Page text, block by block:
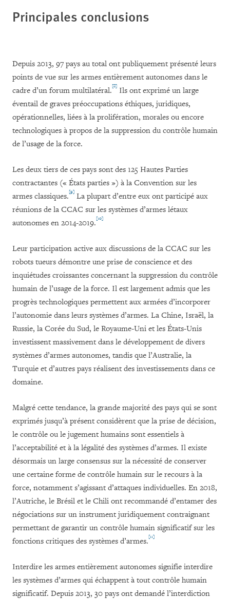
Principales conclusions
Depuis 2013, 97 pays au total ont publiquement présenté leurs
points de vue sur les armes entièrement autonomes dans le
cadre d’un forum multilatéral.[8] Ils ont exprimé un large
éventail de graves préoccupations éthiques, juridiques,
opérationnelles, liées à la prolifération, morales ou encore
technologiques à propos de la suppression du contrôle humain
de l’usage de la force.
Les deux tiers de ces pays sont des 125 Hautes Parties
contractantes (« États parties ») à la Convention sur les
armes classiques.[9] La plupart d’entre eux ont participé aux
réunions de la CCAC sur les systèmes d’armes létaux
autonomes en 2014-2019.[10]
Leur participation active aux discussions de la CCAC sur les
robots tueurs démontre une prise de conscience et des
inquiétudes croissantes concernant la suppression du contrôle
humain de l’usage de la force. Il est largement admis que les
progrès technologiques permettent aux armées d’incorporer
l’autonomie dans leurs systèmes d’armes. La Chine, Israël, la
Russie, la Corée du Sud, le Royaume-Uni et les États-Unis
investissent massivement dans le développement de divers
systèmes d’armes autonomes, tandis que l’Australie, la
Turquie et d’autres pays réalisent des investissements dans ce
domaine.
Malgré cette tendance, la grande majorité des pays qui se sont
exprimés jusqu’à présent considèrent que la prise de décision,
le contrôle ou le jugement humains sont essentiels à
l’acceptabilité et à la légalité des systèmes d’armes. Il existe
désormais un large consensus sur la nécessité de conserver
une certaine forme de contrôle humain sur le recours à la
force, notamment s’agissant d’attaques individuelles. En 2018,
l’Autriche, le Brésil et le Chili ont recommandé d’entamer des
négociations sur un instrument juridiquement contraignant
permettant de garantir un contrôle humain significatif sur les
fonctions critiques des systèmes d’armes.[11]
Interdire les armes entièrement autonomes signifie interdire
les systèmes d’armes qui échappent à tout contrôle humain
significatif. Depuis 2013, 30 pays ont demandé l’interdiction